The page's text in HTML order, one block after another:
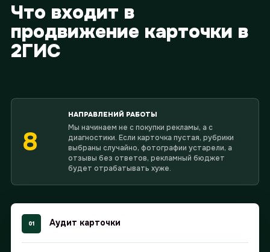
Что входит в
продвижение карточки в
2ГИС
8
НАПРАВЛЕНИЙ РАБОТЫ
Мы начинаем не с покупки рекламы, а с
диагностики. Если карточка пустая, рубрики
выбраны случайно, фотографии устарели, а
отзывы без ответов, рекламный бюджет
будет отрабатывать хуже.
01 Аудит карточки